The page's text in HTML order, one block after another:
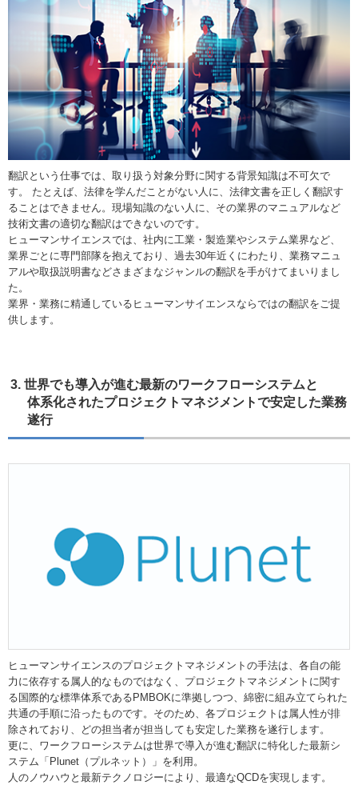
翻訳という仕事では、取り扱う対象分野に関する背景知識は不可欠で
す。 たとえば、法律を学んだことがない人に、法律文書を正しく翻訳す
ることはできません。現場知識のない人に、その業界のマニュアルなど
技術文書の適切な翻訳はできないのです。
ヒューマンサイエンスでは、社内に工業・製造業やシステム業界など、
業界ごとに専門部隊を抱えており、過去30年近くにわたり、業務マニュ
アルや取扱説明書などさまざまなジャンルの翻訳を手がけてまいりまし
た。
業界・業務に精通しているヒューマンサイエンスならではの翻訳をご提
供します。
3. 世界でも導入が進む最新のワークフローシステムと
体系化されたプロジェクトマネジメントで安定した業務
遂行
ヒューマンサイエンスのプロジェクトマネジメントの手法は、各自の能
力に依存する属人的なものではなく、プロジェクトマネジメントに関す
る国際的な標準体系であるPMBOKに準拠しつつ、綿密に組み立てられた
共通の手順に沿ったものです。そのため、各プロジェクトは属人性が排
除されており、どの担当者が担当しても安定した業務を遂行します。
更に、ワークフローシステムは世界で導入が進む翻訳に特化した最新シ
ステム「Plunet（プルネット）」を利用。
人のノウハウと最新テクノロジーにより、最適なQCDを実現します。